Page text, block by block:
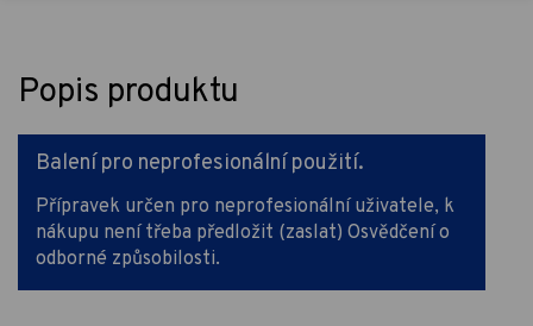
Popis produktu
Balení pro neprofesionální použití.
Přípravek určen pro neprofesionální uživatele, k
nákupu není třeba předložit (zaslat) Osvědčení o
odborné způsobilosti.